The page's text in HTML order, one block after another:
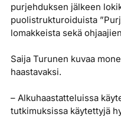
purjehduksen jälkeen
puolistrukturoiduista
lomakkeista sekä
Saija Turunen kuvaa
haastavaksi.
– Alkuhaastatteluissa
tutkimuksissa käytettyjä